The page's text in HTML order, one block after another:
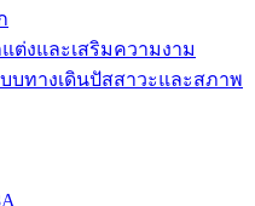
ต่งและเสริมความงาม
บทางเดินปัสสาวะและสภาพ